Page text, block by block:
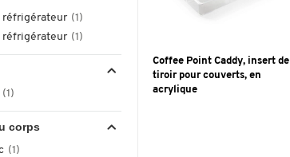
réfrigérateur (1)
réfrigérateur (1)
(1)
corps
(1)
Coffee Point Caddy, insert de
tiroir pour couverts, en
acrylique